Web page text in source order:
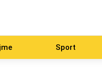
Sport